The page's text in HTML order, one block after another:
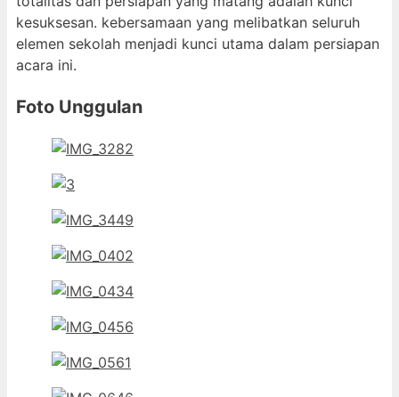
kesuksesan. kebersamaan yang melibatkan seluruh
elemen sekolah menjadi kunci utama dalam persiapan
acara ini.
Foto Unggulan